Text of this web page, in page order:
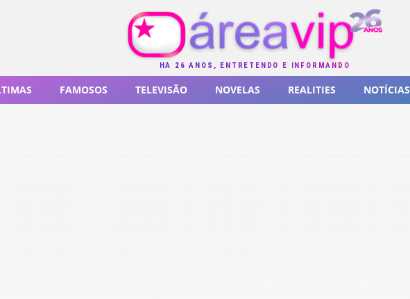
HÁ 26 ANOS, ENTRETENDO E INFORMANDO
FAMOSOS TELEVISÃO NOVELAS REALITIES NOTÍCIAS